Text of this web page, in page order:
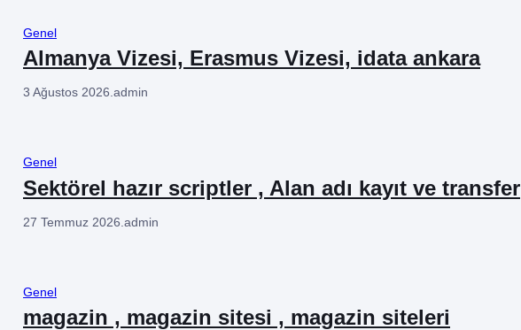
Genel
Almanya Vizesi, Erasmus Vizesi, idata ankara
3 Ağustos 2026.admin
Genel
Sektörel hazır scriptler , Alan adı kayıt ve transfer
27 Temmuz 2026 admin
Genel
magazin , magazin sitesi , magazin siteleri